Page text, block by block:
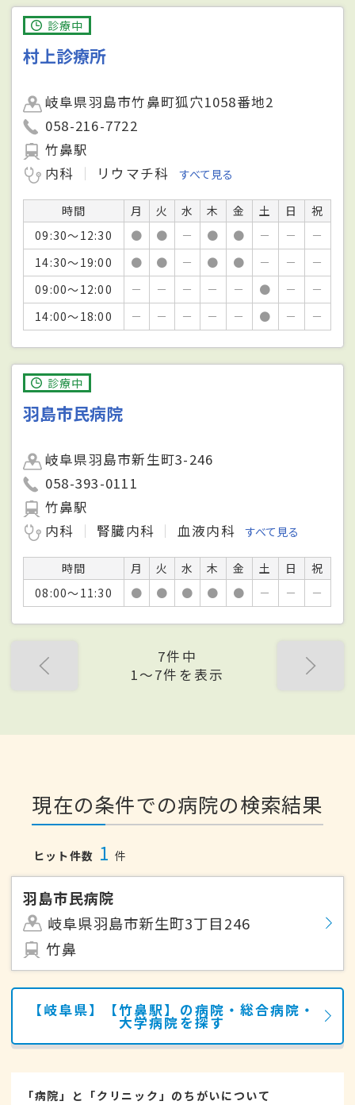
診療中
村上診療所
岐阜県羽島市竹鼻町狐穴1058番地2
058-216-7722
竹鼻駅
内科
リウマチ科 すべて見る
時間 月 火 水 木 金 土 日
祝
09:30～12:30
● ● － ● ● － －
－
14:30～19:00
● ● － ● ● － －
－
09:00～12:00
－ － － － － ● －
－
14:00～18:00
－ － － － － ● － －
診療中
羽島市民病院
岐阜県羽島市新生町3-246
058-393-0111
竹鼻駅
内科
腎臓内科 血液内科 すべて見る
時間 月 火 水 木 金 土 日
祝
08:00～11:30
● ● ● ● ● － － －
7件中
1〜7件を表示
現在の条件での病院の検索結果
ヒット件数 1 件
羽島市民病院
岐阜県羽島市新生町3丁目246
竹鼻
【岐阜県】【竹鼻駅】の病院・総合病院・
大学病院を探す
「病院」と「クリニック」のちがいについて